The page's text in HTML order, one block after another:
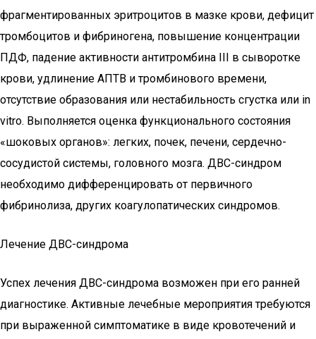
фрагментированных эритроцитов в мазке крови, дефицит
тромбоцитов и фибриногена, повышение концентрации
ПДФ, падение активности антитромбина III в сыворотке
крови, удлинение АПТВ и тромбинового времени,
отсутствие образования или нестабильность сгустка или in
vitro. Выполняется оценка функционального состояния
«шоковых органов»: легких, почек, печени, сердечно-
сосудистой системы, головного мозга. ДВС-синдром
необходимо дифференцировать от первичного
фибринолиза, других коагулопатических синдромов.
Лечение ДВС-синдрома
Успех лечения ДВС-синдрома возможен при его ранней
диагностике. Активные лечебные мероприятия требуются
при выраженной симптоматике в виде кровотечений и